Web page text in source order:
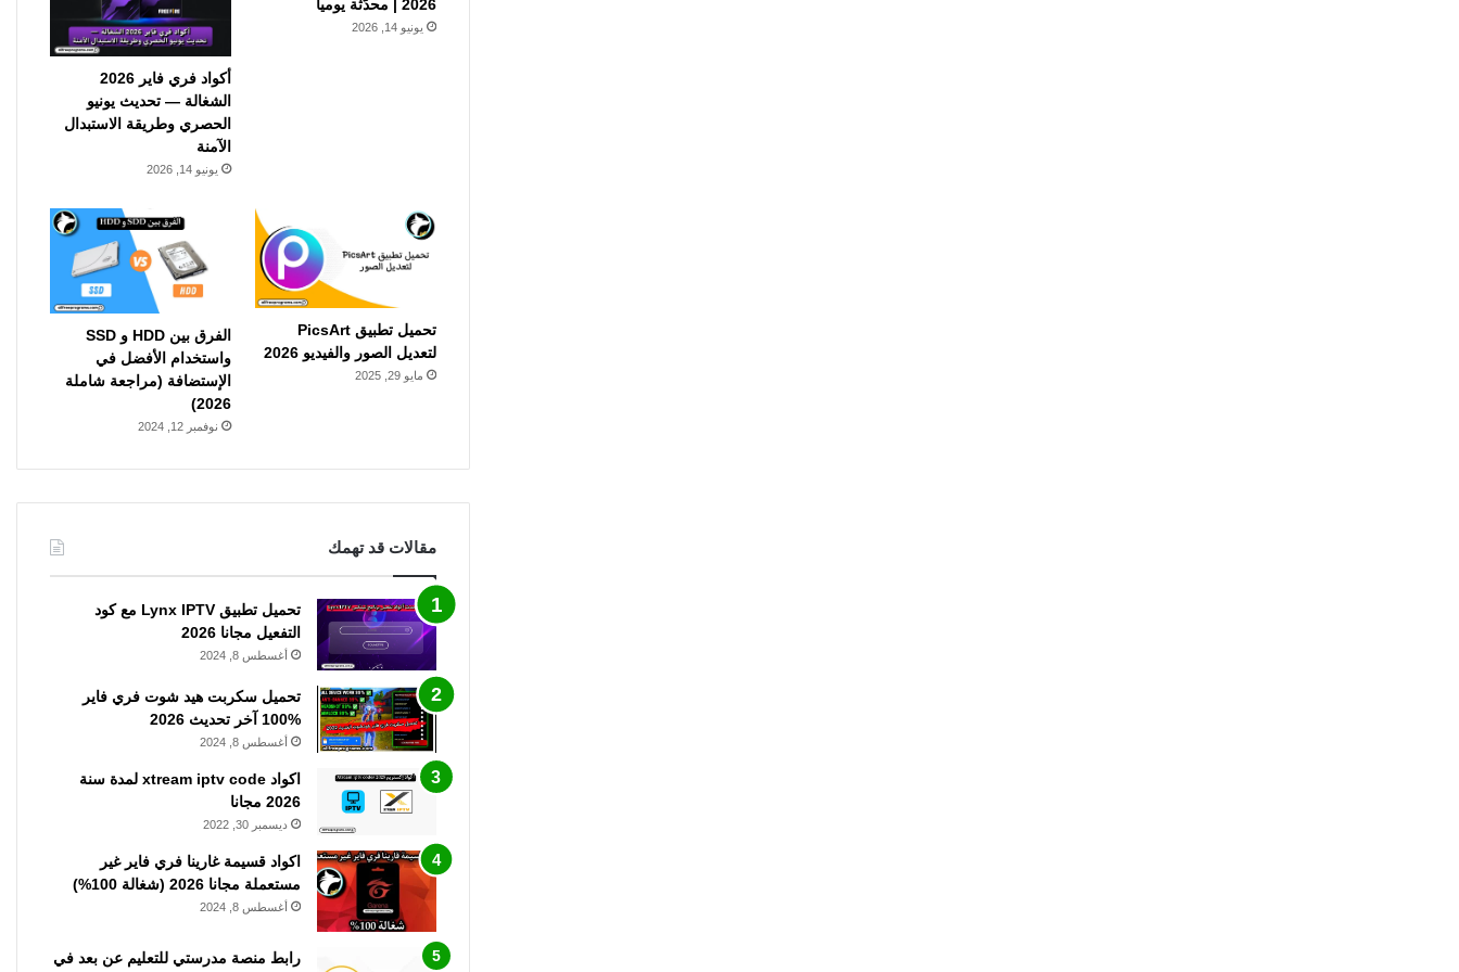
2026 | محدّثة يومياً
يونيو 14, 2026
أكواد فري فاير 2026
الشغالة — تحديث يونيو
الحصري وطريقة الاستبدال
الآمنة
يونيو 14, 2026
تحميل تطبيق PicsArt
لتعديل الصور والفيديو 2026
مايو 29, 2025
الفرق بين HDD و SSD
واستخدام الأفضل في
الإستضافة (مراجعة شاملة
2026)
نوفمبر 12, 2024
مقالات قد تهمك
تحميل تطبيق Lynx IPTV مع كود
التفعيل مجانا 2026
أغسطس 8, 2024
تحميل سكربت هيد شوت فري فاير
%100 آخر تحديث 2026
أغسطس 8, 2024
اكواد xtream iptv code لمدة سنة
2026 مجانا
ديسمبر 30, 2022
اكواد قسيمة غارينا فري فاير غير
مستعملة مجانا 2026 (شغالة 100%)
أغسطس 8, 2024
رابط منصة مدرستي للتعليم عن بعد في